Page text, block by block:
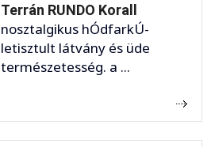
Terrán RUNDO Korall
nosztalgikus hÓdfarkÚ-
letisztult látvány és üde
természetesség. a ...